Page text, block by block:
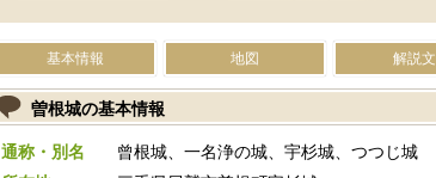
基本情報 地図 解説文
曽根城の基本情報
通称・別名
曾根城、一名浄の城、宇杉城、つつじ城